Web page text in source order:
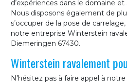
d’expériences dans le domaine
Nous disposons également de
s’occuper de la pose de
notre entreprise Winterstein
Diemeringen 67430.
Winterstein ravalement
N’hésitez pas à faire appel à